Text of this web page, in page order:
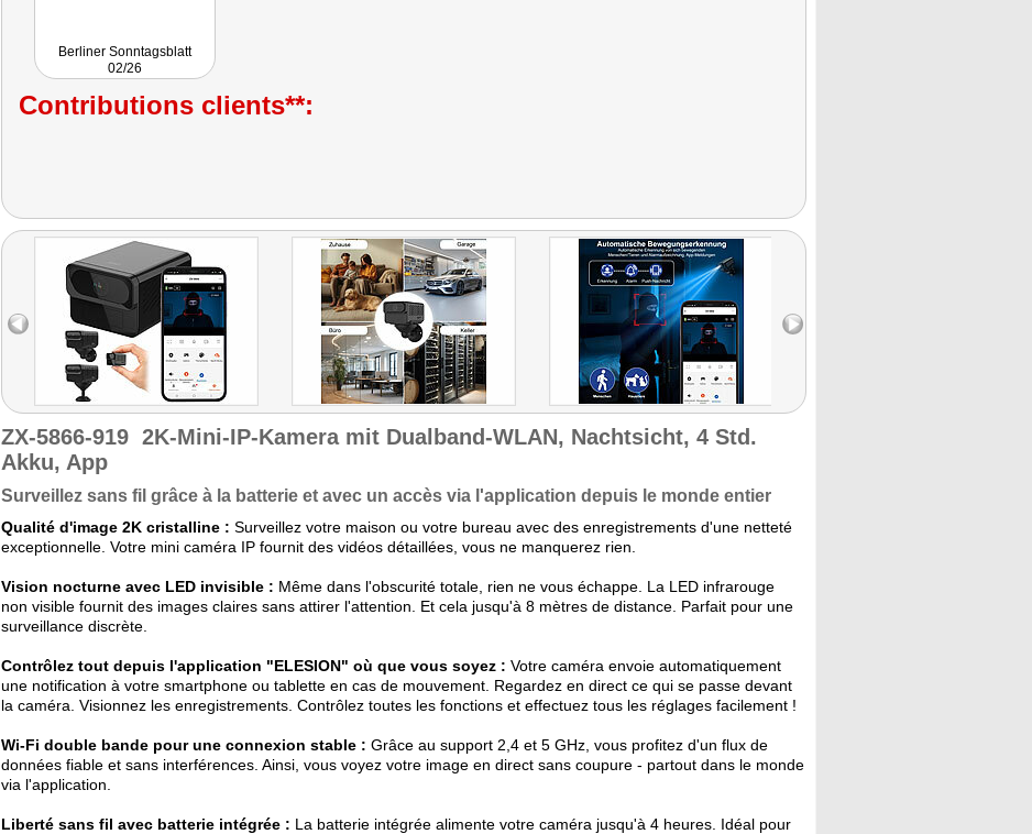
Berliner Sonntagsblatt
02/26
Contributions clients**:
ZX-5866-919 2K-Mini-IP-Kamera mit Dualband-WLAN, Nachtsicht, 4 Std.
Akku, App
Surveillez sans fil grâce à la batterie et avec un accès via l'application depuis le monde entier
Qualité d'image 2K cristalline : Surveillez votre maison ou votre bureau avec des enregistrements d'une netteté
exceptionnelle. Votre mini caméra IP fournit des vidéos détaillées, vous ne manquerez rien.
Vision nocturne avec LED invisible : Même dans l'obscurité totale, rien ne vous échappe. La LED infrarouge
non visible fournit des images claires sans attirer l'attention. Et cela jusqu'à 8 mètres de distance. Parfait pour une
surveillance discrète.
Contrôlez tout depuis l'application "ELESION" où que vous soyez : Votre caméra envoie automatiquement
une notification à votre smartphone ou tablette en cas de mouvement. Regardez en direct ce qui se passe devant
la caméra. Visionnez les enregistrements. Contrôlez toutes les fonctions et effectuez tous les réglages facilement !
Wi-Fi double bande pour une connexion stable : Grâce au support 2,4 et 5 GHz, vous profitez d'un flux de
données fiable et sans interférences. Ainsi, vous voyez votre image en direct sans coupure - partout dans le monde
via l'application.
Liberté sans fil avec batterie intégrée : La batterie intégrée alimente votre caméra jusqu'à 4 heures. Idéal pour